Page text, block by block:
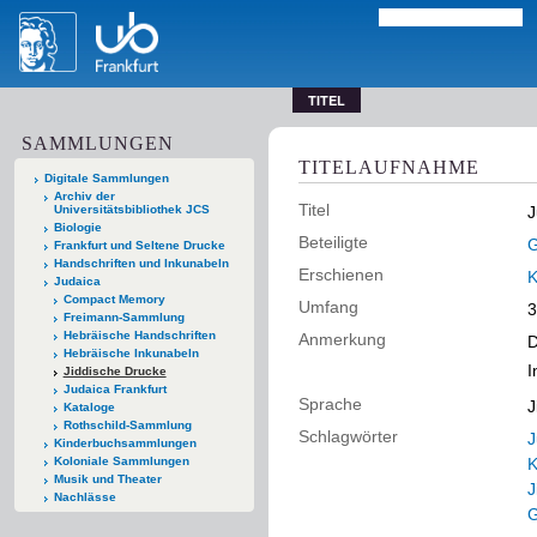
TITEL
SAMMLUNGEN
Digitale Sammlungen
Archiv der
Universitätsbibliothek JCS
Biologie
Frankfurt und Seltene Drucke
Handschriften und Inkunabeln
Judaica
Compact Memory
Freimann-Sammlung
Hebräische Handschriften
Hebräische Inkunabeln
Jiddische Drucke
Judaica Frankfurt
Kataloge
Rothschild-Sammlung
Kinderbuchsammlungen
Koloniale Sammlungen
Musik und Theater
Nachlässe
TITELAUFNAHME
Titel
Beteiligte
Erschienen
Umfang
Anmerkung
Sprache
Schlagwörter